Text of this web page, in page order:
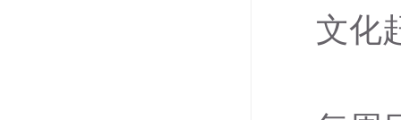
文化